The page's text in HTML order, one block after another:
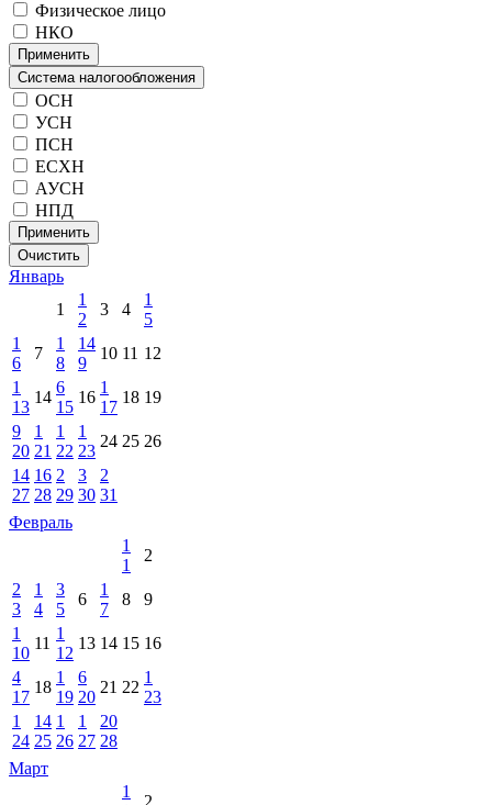
Физическое лицо
НКО
Применить
Система налогообложения
ОСН
УСН
ПСН
ЕСХН
АУСН
НПД
Применить
Очистить
Январь
1
1
2
3 4
1
5
1
6
7
1
8
14
9
10 11 12
1
13
14
6
15
16
1
17
18 19
9
20
1
21
1
22
1
23
24 25 26
14
27
16
28
2
29
3
30
2
31
Февраль
1
1
2
2
3
1
4
3
5
6
1
7
8
9
1
10
11
1
12
13 14 15 16
4
17
18
1
19
6
20
21 22
1
23
1
24
14
25
1
26
1
27
20
28
Март
1